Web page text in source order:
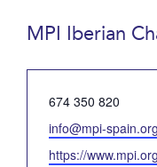
MPI Iberian
Teléfono
674 350 820
Email
info@mpi-spain.org
Website
https://